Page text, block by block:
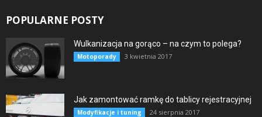
POPULARNE POSTY
Wulkanizacja na gorąco – na czym to polega?
Motoporady 3 kwietnia 2017
Jak zamontować ramkę do tablicy rejestracyjnej
Modyfikacje i tuning 24 sierpnia 2017